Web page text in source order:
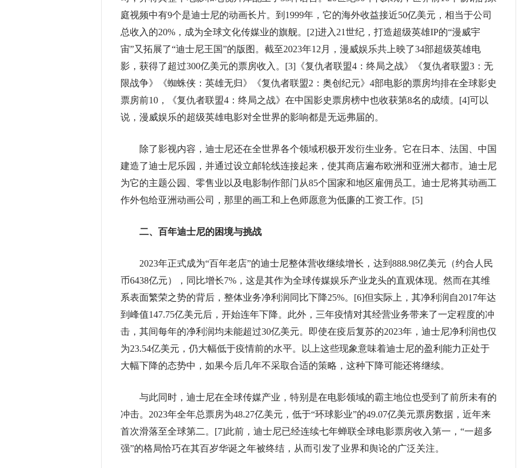
庭视频中有9个是迪士尼的动画长片。到1999年，它的海外收益接近50亿美元，相当于公司
总收入的20%，成为全球文化传媒业的旗舰。[2]进入21世纪，打造超级英雄IP的“漫威宇
宙”又拓展了“迪士尼王国”的版图。截至2023年12月，漫威娱乐共上映了34部超级英雄电
影，获得了超过300亿美元的票房收入。[3]《复仇者联盟4：终局之战》《复仇者联盟3：无
限战争》《蜘蛛侠：英雄无归》《复仇者联盟2：奥创纪元》4部电影的票房均排在全球影史
票房前10，《复仇者联盟4：终局之战》在中国影史票房榜中也收获第8名的成绩。[4]可以
说，漫威娱乐的超级英雄电影对全世界的影响都是无远弗届的。
除了影视内容，迪士尼还在全世界各个领域积极开发衍生业务。它在日本、法国、中国
建造了迪士尼乐园，并通过设立邮轮线连接起来，使其商店遍布欧洲和亚洲大都市。迪士尼
为它的主题公园、零售业以及电影制作部门从85个国家和地区雇佣员工。迪士尼将其动画工
作外包给亚洲动画公司，那里的画工和上色师愿意为低廉的工资工作。[5]
二、百年迪士尼的困境与挑战
2023年正式成为“百年老店”的迪士尼整体营收继续增长，达到888.98亿美元（约合人民
币6438亿元），同比增长7%，这是其作为全球传媒娱乐产业龙头的直观体现。然而在其维
系表面繁荣之势的背后，整体业务净利润同比下降25%。[6]但实际上，其净利润自2017年达
到峰值147.75亿美元后，开始连年下降。此外，三年疫情对其经营业务带来了一定程度的冲
击，其间每年的净利润均未能超过30亿美元。即使在疫后复苏的2023年，迪士尼净利润也仅
为23.54亿美元，仍大幅低于疫情前的水平。以上这些现象意味着迪士尼的盈利能力正处于
大幅下降的态势中，如果今后几年不采取合适的策略，这种下降可能还将继续。
与此同时，迪士尼在全球传媒产业，特别是在电影领域的霸主地位也受到了前所未有的
冲击。2023年全年总票房为48.27亿美元，低于“环球影业”的49.07亿美元票房数据，近年来
首次滑落至全球第二。[7]此前，迪士尼已经连续七年蝉联全球电影票房收入第一，“一超多
强”的格局恰巧在其百岁华诞之年被终结，从而引发了业界和舆论的广泛关注。